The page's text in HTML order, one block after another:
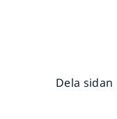
Dela sidan